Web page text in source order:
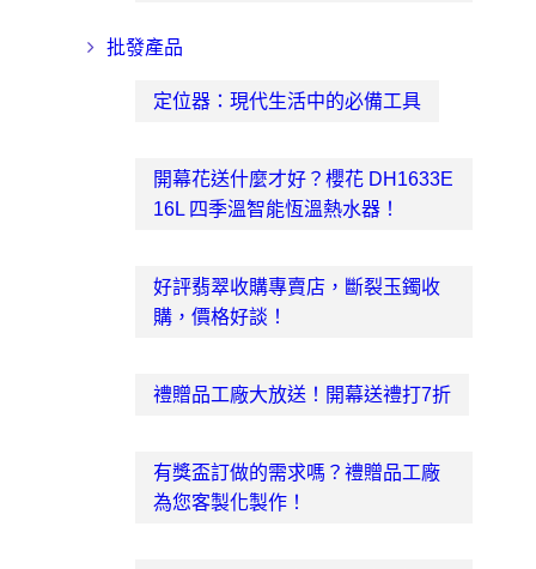
批發產品
定位器：現代生活中的必備工具
開幕花送什麼才好？櫻花 DH1633E
16L 四季溫智能恆溫熱水器！
好評翡翠收購專賣店，斷裂玉鐲收
購，價格好談！
禮贈品工廠大放送！開幕送禮打7折
有獎盃訂做的需求嗎？禮贈品工廠
為您客製化製作！